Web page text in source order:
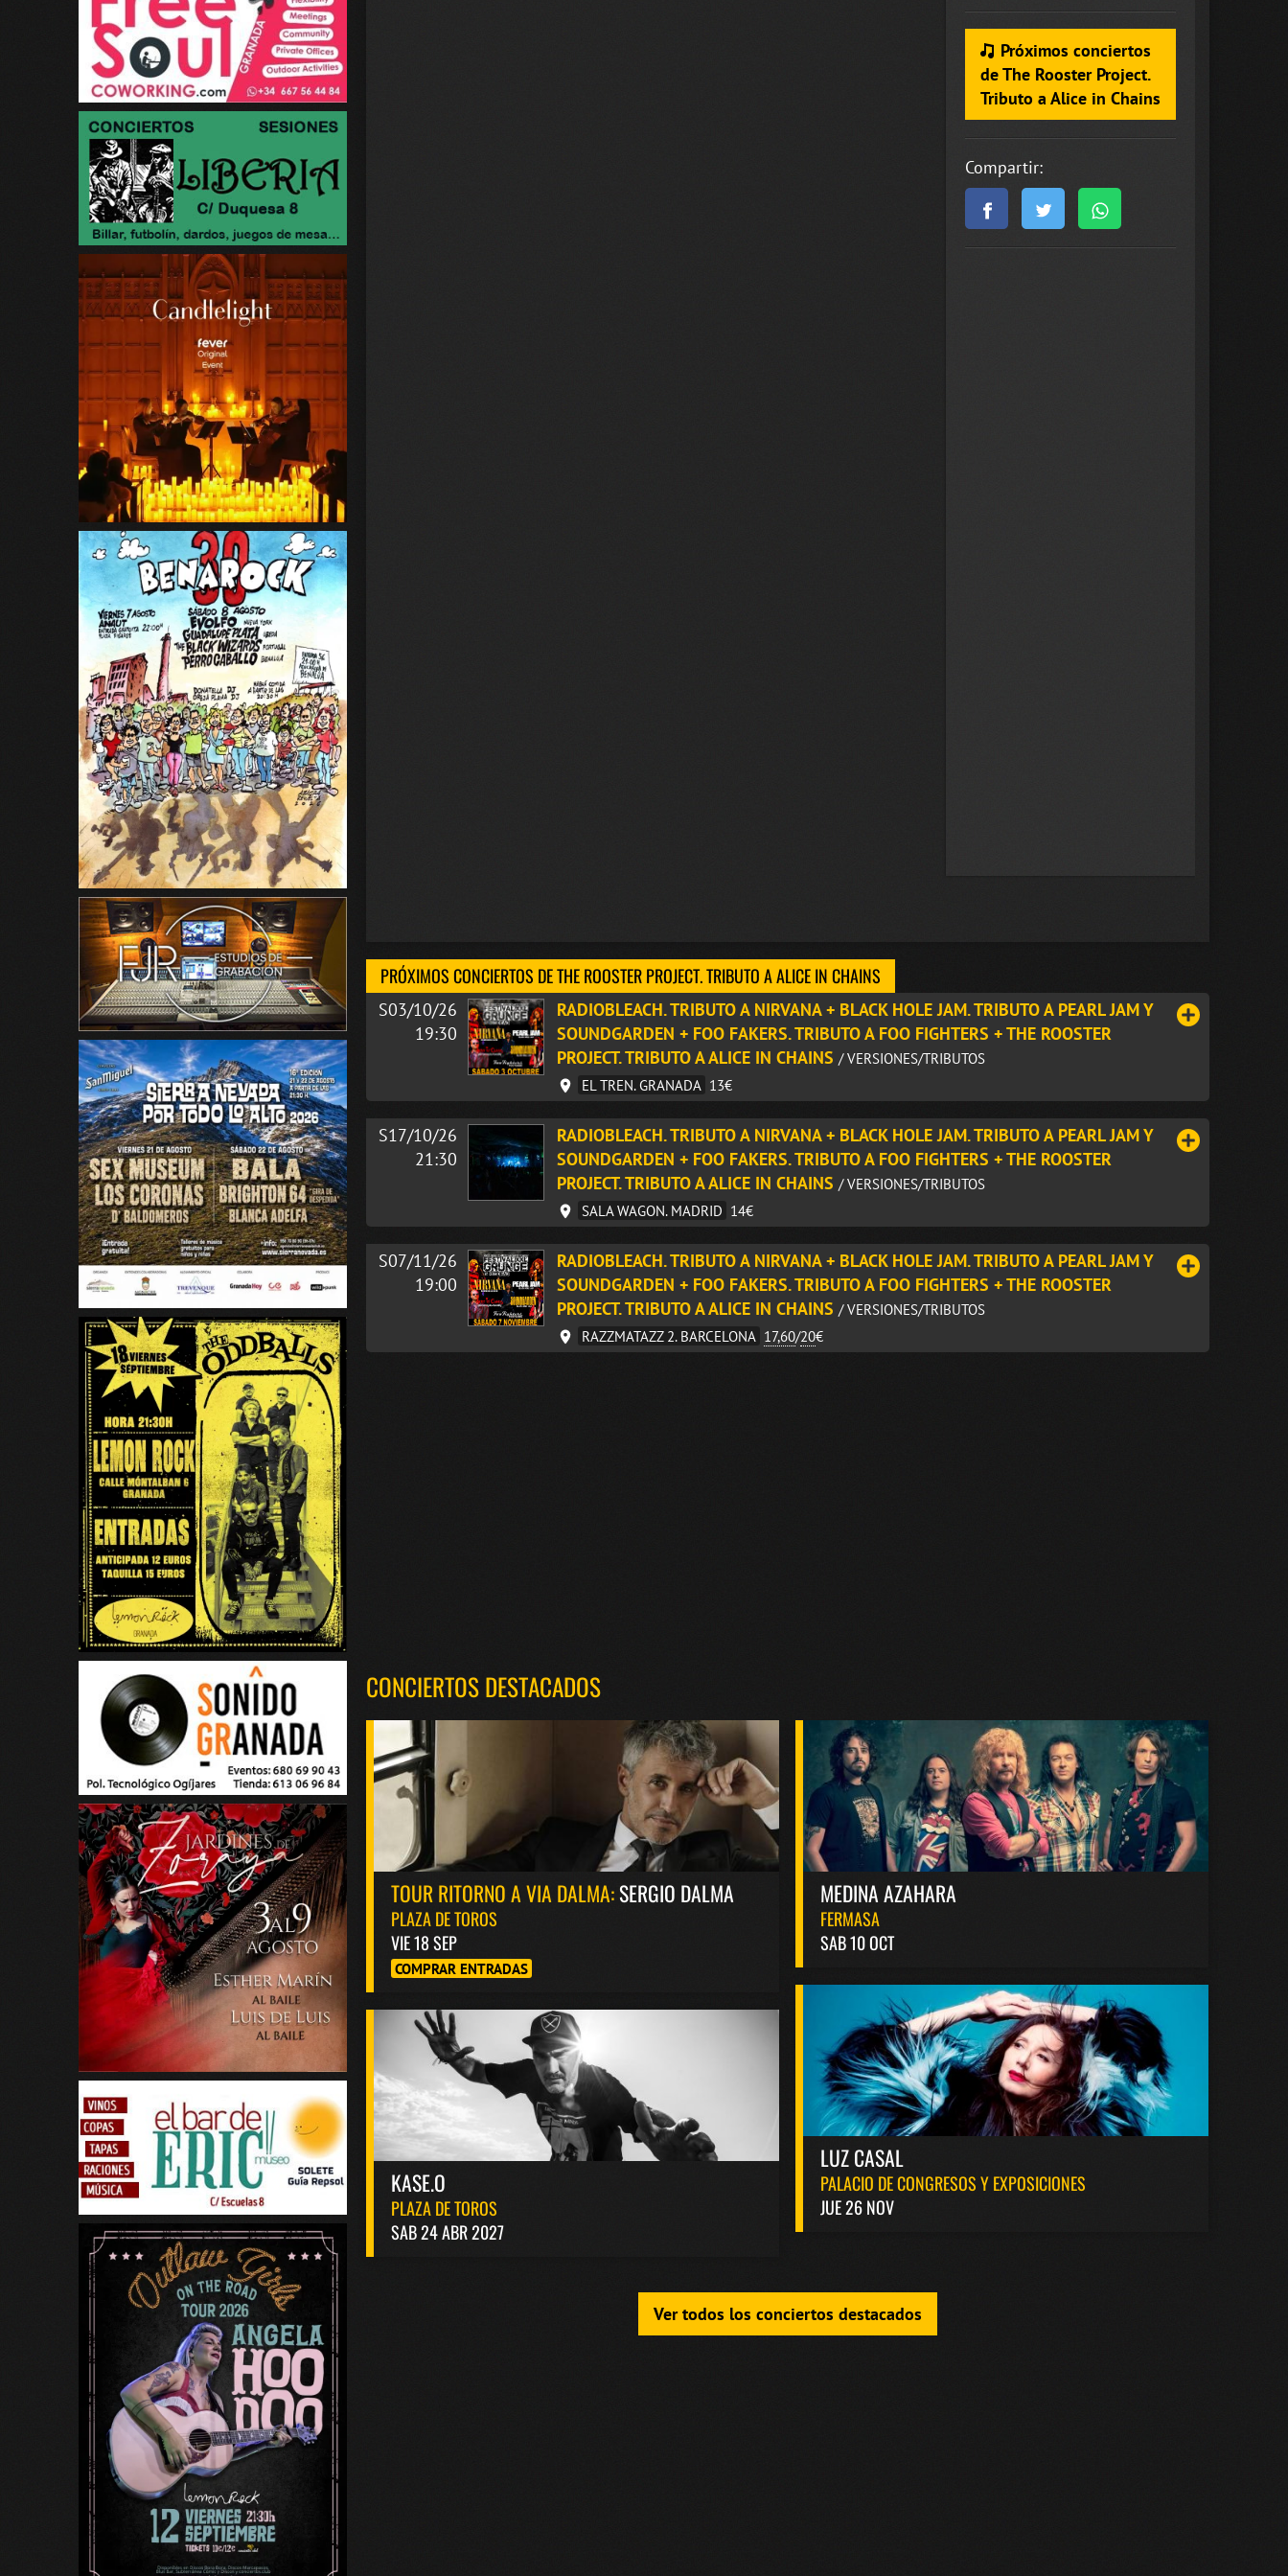
Próximos conciertos
de The Rooster Project.
Tributo a Alice in Chains
Compartir:
PRÓXIMOS CONCIERTOS DE THE ROOSTER PROJECT. TRIBUTO A ALICE IN CHAINS
S03/10/26
19:30
RADIOBLEACH. TRIBUTO A NIRVANA + BLACK HOLE JAM. TRIBUTO A PEARL JAM Y
SOUNDGARDEN + FOO FAKERS. TRIBUTO A FOO FIGHTERS + THE ROOSTER
PROJECT. TRIBUTO A ALICE IN CHAINS / VERSIONES/TRIBUTOS
EL TREN. GRANADA 13€
S17/10/26
21:30
RADIOBLEACH. TRIBUTO A NIRVANA + BLACK HOLE JAM. TRIBUTO A PEARL JAM Y
SOUNDGARDEN + FOO FAKERS. TRIBUTO A FOO FIGHTERS + THE ROOSTER
PROJECT. TRIBUTO A ALICE IN CHAINS / VERSIONES/TRIBUTOS
SALA WAGON. MADRID 14€
S07/11/26
19:00
RADIOBLEACH. TRIBUTO A NIRVANA + BLACK HOLE JAM. TRIBUTO A PEARL JAM Y
SOUNDGARDEN + FOO FAKERS. TRIBUTO A FOO FIGHTERS + THE ROOSTER
PROJECT. TRIBUTO A ALICE IN CHAINS / VERSIONES/TRIBUTOS
RAZZMATAZZ 2. BARCELONA 17,60/20€
CONCIERTOS DESTACADOS
TOUR RITORNO A VIA DALMA:SERGIO DALMA
PLAZA DE TOROS
VIE 18 SEP
COMPRAR ENTRADAS
MEDINA AZAHARA
FERMASA
SAB 10 OCT
LUZ CASAL
PALACIO DE CONGRESOS Y EXPOSICIONES
JUE 26 NOV
KASE.O
PLAZA DE TOROS
SAB 24 ABR 2027
Ver todos los conciertos destacados